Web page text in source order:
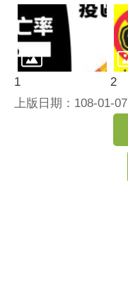
1 2
上版日期：108-01-07